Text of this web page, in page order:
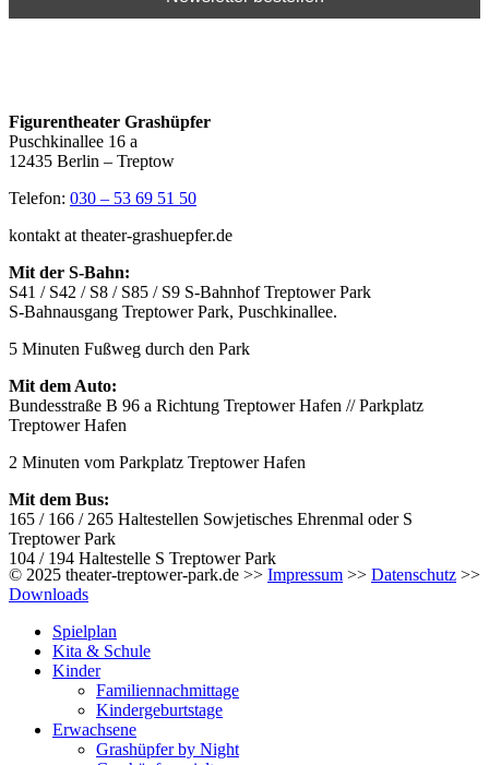
Figurentheater Grashüpfer
Puschkinallee 16 a
12435 Berlin – Treptow
Telefon: 030 – 53 69 51 50
kontakt at theater-grashuepfer.de
Mit der S-Bahn:
S41 / S42 / S8 / S85 / S9 S-Bahnhof Treptower Park
S-Bahnausgang Treptower Park, Puschkinallee.
5 Minuten Fußweg durch den Park
Mit dem Auto:
Bundesstraße B 96 a Richtung Treptower Hafen // Parkplatz
Treptower Hafen
2 Minuten vom Parkplatz Treptower Hafen
Mit dem Bus:
165 / 166 / 265 Haltestellen Sowjetisches Ehrenmal oder S
Treptower Park
104 / 194 Haltestelle S Treptower Park
© 2025 theater-treptower-park.de >> Impressum >> Datenschutz >>
Downloads
Spielplan
Kita & Schule
Kinder
Familiennachmittage
Kindergeburtstage
Erwachsene
Grashüpfer by Night